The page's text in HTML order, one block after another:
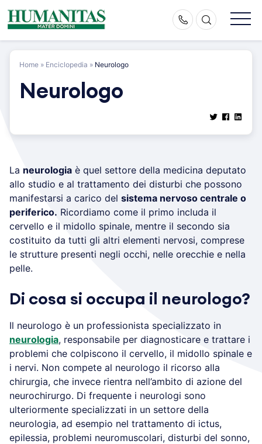
Skip
to
Home » Enciclopedia » Neurologo
Neurologo
La neurologia è quel settore della medicina deputato
allo studio e al trattamento dei disturbi che possono
manifestarsi a carico del sistema nervoso centrale o
periferico. Ricordiamo come il primo includa il
cervello e il midollo spinale, mentre il secondo sia
costituito da tutti gli altri elementi nervosi, comprese
le strutture presenti negli occhi, nelle orecchie e nella
pelle.
Di cosa si occupa il neurologo?
Il neurologo è un professionista specializzato in
neurologia, responsabile per diagnosticare e trattare i
problemi che colpiscono il cervello, il midollo spinale e
i nervi. Non compete al neurologo il ricorso alla
chirurgia, che invece rientra nell’ambito di azione del
neurochirurgo. Di frequente i neurologi sono
ulteriormente specializzati in un settore della
neurologia, ad esempio nel trattamento di ictus,
epilessia, problemi neuromuscolari, disturbi del sonno,